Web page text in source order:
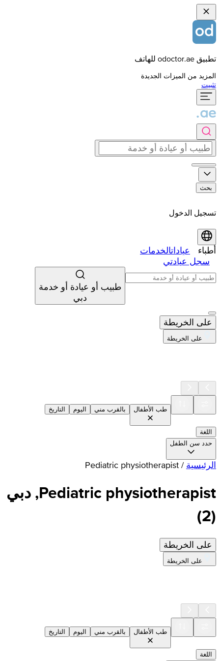
تطبيق odoctor.ae للهاتف
المزيد من الميزات الجديدة
تثبيت
بحث
تسجيل الدخول
أطباء عياداتالخدمات
سجل عيادتي
طبيب أو عيادة أو خدمة
دبي
على الخريطة
على الخريطة
طب الأطفال بالقرب مني اليوم التاريخ
اللغة
حدد سن الطفل
الرئيسية/
Pediatric physiotherapist
Pediatric physiotherapist, دبي
(
2
)
على الخريطة
على الخريطة
طب الأطفال بالقرب مني اليوم التاريخ
اللغة